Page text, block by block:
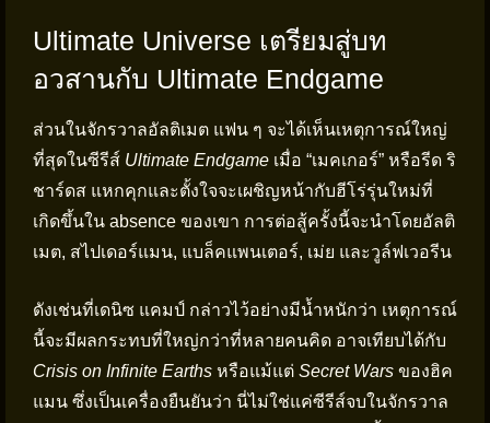
Ultimate Universe เตรียมสู่บท
อวสานกับ Ultimate Endgame
ส่วนในจักรวาลอัลติเมต แฟน ๆ จะได้เห็นเหตุการณ์ใหญ่
ที่สุดในซีรีส์ Ultimate Endgame เมื่อ “เมคเกอร์” หรือรีด ริ
ชาร์ดส แหกคุกและตั้งใจจะเผชิญหน้ากับฮีโร่รุ่นใหม่ที่
เกิดขึ้นใน absence ของเขา การต่อสู้ครั้งนี้จะนำโดยอัลติ
เมต, สไปเดอร์แมน, แบล็คแพนเตอร์, เม่ย และวูล์ฟเวอรีน
ดังเช่นที่เดนิซ แคมป์ กล่าวไว้อย่างมีน้ำหนักว่า เหตุการณ์
นี้จะมีผลกระทบที่ใหญ่กว่าที่หลายคนคิด อาจเทียบได้กับ
Crisis on Infinite Earths หรือแม้แต่ Secret Wars ของฮิค
แมน ซึ่งเป็นเครื่องยืนยันว่า นี่ไม่ใช่แค่ซีรีส์จบในจักรวาล